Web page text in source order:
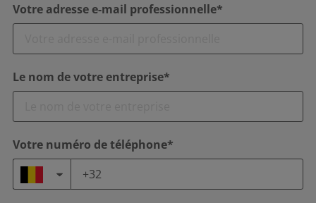
Votre adresse e-mail professionnelle*
Le nom de votre entreprise*
Votre numéro de téléphone*